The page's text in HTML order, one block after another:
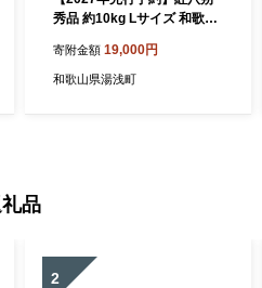
秀品 約10kg Lサイズ 和歌山
寄附金額 19,000円
和歌山県湯浅町
品
2